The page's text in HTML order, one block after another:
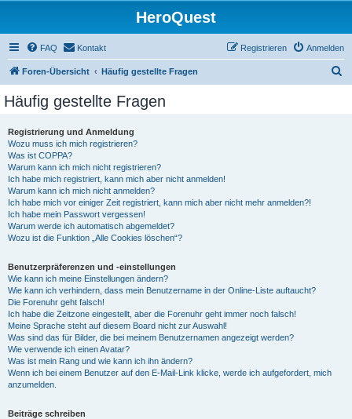
HeroQuest
FAQ Kontakt Anmelden
Registrieren
Foren-Übersicht Häufig gestellte Fragen
Häufig gestellte Fragen
Registrierung und Anmeldung
Wozu muss ich mich registrieren?
Was ist COPPA?
Warum kann ich mich nicht registrieren?
Ich habe mich registriert, kann mich aber nicht anmelden!
Warum kann ich mich nicht anmelden?
Ich habe mich vor einiger Zeit registriert, kann mich aber nicht mehr anmelden?!
Ich habe mein Passwort vergessen!
Warum werde ich automatisch abgemeldet?
Wozu ist die Funktion „Alle Cookies löschen“?
Benutzerpräferenzen und -einstellungen
Wie kann ich meine Einstellungen ändern?
Wie kann ich verhindern, dass mein Benutzername in der Online-Liste auftaucht?
Die Forenuhr geht falsch!
Ich habe die Zeitzone eingestellt, aber die Forenuhr geht immer noch falsch!
Meine Sprache steht auf diesem Board nicht zur Auswahl!
Was sind das für Bilder, die bei meinem Benutzernamen angezeigt werden?
Wie verwende ich einen Avatar?
Was ist mein Rang und wie kann ich ihn ändern?
Wenn ich bei einem Benutzer auf den E-Mail-Link klicke, werde ich aufgefordert, mich
anzumelden.
Beiträge schreiben